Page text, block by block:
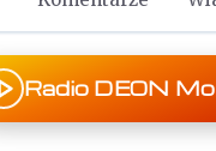
Radio DEON